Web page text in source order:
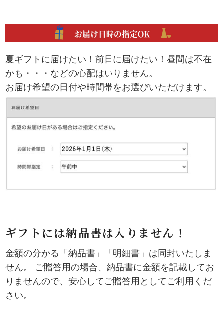
夏ギフトに届けたい！前日に届けたい！昼間は不在
かも・・・などの心配はいりません。
お届け希望の日付や時間帯をお選びいただけます。
ギフトには納品書は入りません！
金額の分かる「納品書」「明細書」は同封いたしま
せん。 ご贈答用の場合、納品書に金額を記載してお
りませんので、安心してご贈答用としてご利用くだ
さい。